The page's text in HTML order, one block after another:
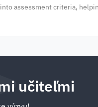
assessment criteria,
učiteľmi